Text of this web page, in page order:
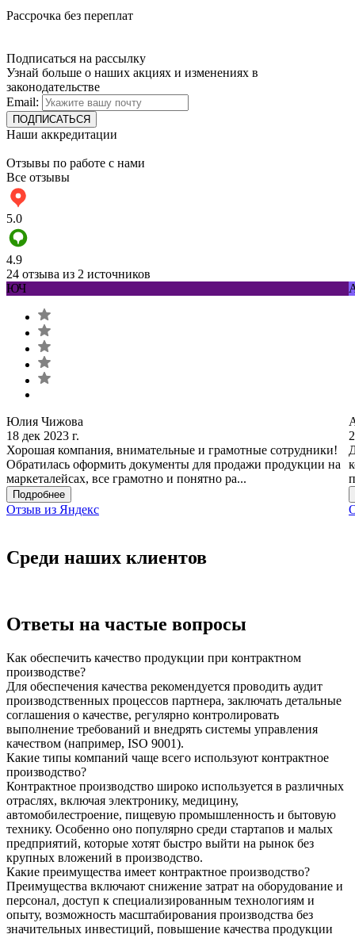
Рассрочка без переплат
Подписаться на рассылку
Узнай больше о наших акциях и изменениях в
законодательстве
Email:
Наши аккредитации
Отзывы по работе с нами
Все отзывы
5.0
4.9
24 отзыва из 2 источников
ЮЧ
Юлия Чижова
18 дек 2023 г.
Хорошая компания, внимательные и грамотные сотрудники!
Обратилась оформить документы для продажи продукции на
маркеталейсах, все грамотно и понятно ра...
Подробнее
Отзыв из Яндекс
Среди наших клиентов
Ответы на частые вопросы
Как обеспечить качество продукции при контрактном
производстве?
Для обеспечения качества рекомендуется проводить аудит
производственных процессов партнера, заключать детальные
соглашения о качестве, регулярно контролировать
выполнение требований и внедрять системы управления
качеством (например, ISO 9001).
Какие типы компаний чаще всего используют контрактное
производство?
Контрактное производство широко используется в различных
отраслях, включая электронику, медицину,
автомобилестроение, пищевую промышленность и бытовую
технику. Особенно оно популярно среди стартапов и малых
предприятий, которые хотят быстро выйти на рынок без
крупных вложений в производство.
Какие преимущества имеет контрактное производство?
Преимущества включают снижение затрат на оборудование и
персонал, доступ к специализированным технологиям и
опыту, возможность масштабирования производства без
значительных инвестиций, повышение качества продукции